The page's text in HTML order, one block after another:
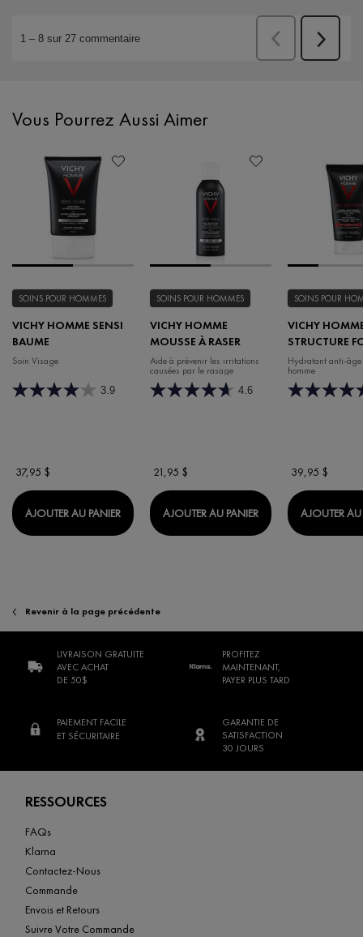
Vous Pourrez Aussi Aimer
SOINS POUR HOMMES
VICHY HOMME SENSI
BAUME
Soin Visage
3.9
37,95 $
AJOUTER AU PANIER VICHY HOMME SENSI BAUME
SOINS POUR HOMMES
VICHY HOMME
MOUSSE À RASER
Aide à prévenir les irritations
causées par le rasage
4.6
21,95 $
AJOUTER AU PANIER VICHY HOMME
SOINS POUR
VICHY
STRUCTURE
Hydratant anti-
homme
39,95 $
AJOUTER AU
Revenir à la page précédente
LIVRAISON GRATUITE
AVEC ACHAT
DE 50$
PROFITEZ
MAINTENANT,
PAYER PLUS TARD
PAIEMENT FACILE
ET SÉCURITAIRE
GARANTIE DE
SATISFACTION
30 JOURS
RESSOURCES
FAQs
Klarna
Contactez-Nous
Commande
Envois et Retours
Suivre Votre Commande